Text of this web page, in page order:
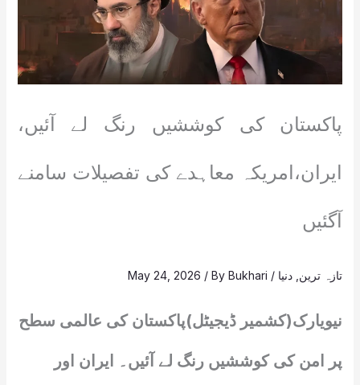
پاکستان کی کوششیں رنگ لے آئیں،
ایران،امریکہ معاہدے کی تفصیلات سامنے
آگئیں
تازہ ترین دنیا /
May 24, 2026 / ByBukhari
نیویارک(کشمیر ڈیجیٹل)پاکستان کی عالمی سطح
پر امن کی کوششیں رنگ لے آئیں۔ ایران اور